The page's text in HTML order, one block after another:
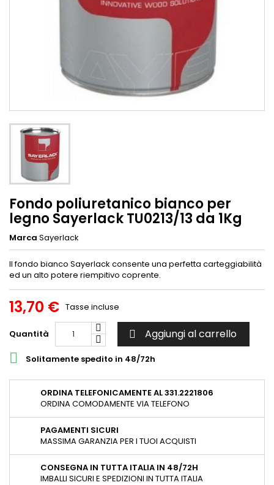
Fondo poliuretanico bianco per
legno Sayerlack TU0213/13 da 1Kg
Marca Sayerlack
Il fondo bianco Sayerlack consente una perfetta carteggiabilità
ed un alto potere riempitivo coprente.
13,70 € Tasse incluse
Quantità  Aggiungi al carrello
 Solitamente spedito in 48/72h
ORDINA TELEFONICAMENTE AL 331.2221806
ORDINA COMODAMENTE VIA TELEFONO
PAGAMENTI SICURI
MASSIMA GARANZIA PER I TUOI ACQUISTI
CONSEGNA IN TUTTA ITALIA IN 48/72H
IMBALLI SICURI E SPEDIZIONI IN TUTTA ITALIA